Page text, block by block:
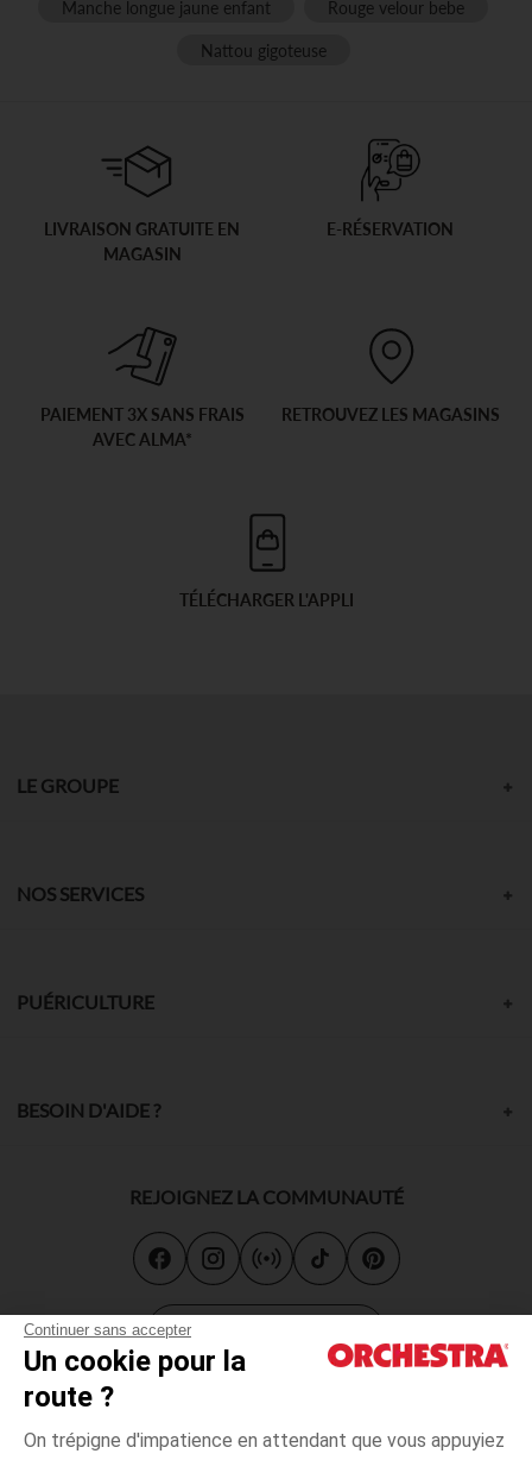
Continuer sans accepter
Un cookie pour la
route ?
On trépigne d'impatience en attendant que vous appuyiez
Manche longue jaune enfant
Rouge velour bebe
Nattou gigoteuse
LIVRAISON GRATUITE EN
MAGASIN
E-RÉSERVATION
PAIEMENT 3X SANS FRAIS
AVEC ALMA*
RETROUVEZ LES MAGASINS
TÉLÉCHARGER L'APPLI
LE GROUPE
NOS SERVICES
PUÉRICULTURE
BESOIN D'AIDE ?
REJOIGNEZ LA COMMUNAUTÉ
Carte cadeau